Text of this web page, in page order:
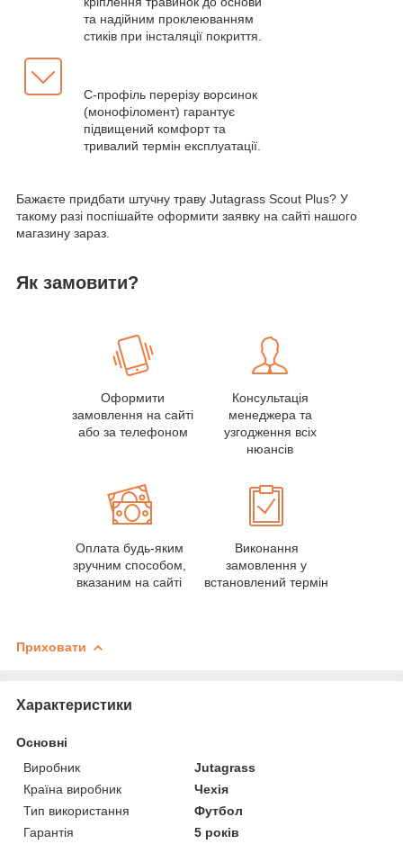
та надійним проклеюванням
стиків при інсталяції покриття.
С-профіль перерізу ворсинок
(монофіломент) гарантує
підвищений комфорт та
тривалий термін експлуатації.
Бажаєте придбати штучну траву Jutagrass Scout Plus? У
такому разі поспішайте оформити заявку на сайті нашого
магазину зараз.
Як замовити?
Оформити
замовлення на сайті
або за телефоном
Консультація
менеджера та
узгодження всіх
нюансів
Оплата будь-яким
зручним способом,
вказаним на сайті
Виконання
замовлення у
встановлений термін
Приховати
Характеристики
Основні
Виробник
Jutagrass
Країна виробник
Чехія
Тип використання
Футбол
Гарантія
5 років